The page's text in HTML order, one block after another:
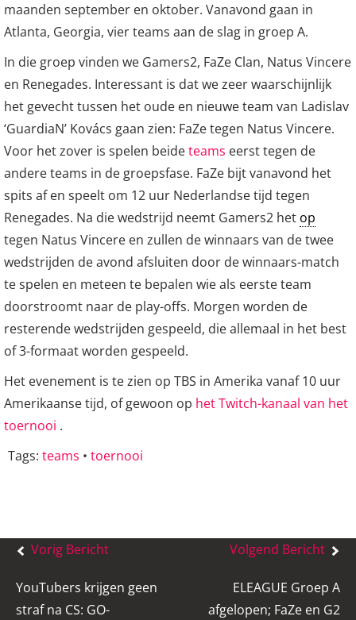
maanden september en oktober. Vanavond gaan in
Atlanta, Georgia, vier teams aan de slag in groep A.
In die groep vinden we Gamers2, FaZe Clan, Natus Vincere
en Renegades. Interessant is dat we zeer waarschijnlijk
het gevecht tussen het oude en nieuwe team van Ladislav
‘GuardiaN’ Kovács gaan zien: FaZe tegen Natus Vincere.
Voor het zover is spelen beideteams eerst tegen de
andere teams in de groepsfase. FaZe bijt vanavond het
spits af en speelt om 12 uur Nederlandse tijd tegen
Renegades. Na die wedstrijd neemt Gamers2 het op
tegen Natus Vincere en zullen de winnaars van de twee
wedstrijden de avond afsluiten door de winnaars-match
te spelen en meteen te bepalen wie als eerste team
doorstroomt naar de play-offs. Morgen worden de
resterende wedstrijden gespeeld, die allemaal in het best
of 3-formaat worden gespeeld.
Het evenement is te zien op TBS in Amerika vanaf 10 uur
Amerikaanse tijd, of gewoon op het Twitch-kanaal van het
toernooi .
Tags: teams • toernooi
Bericht
Vorig Bericht
YouTubers krijgen geen
straf na CS: GO-
Volgend Bericht
ELEAGUE Groep A
afgelopen; FaZe en G2